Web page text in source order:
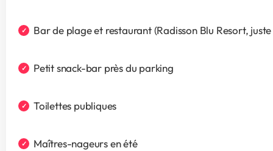
Bar de plage et restaurant (Radisson Blu Resort,
Petit snack-bar près du parking
Toilettes publiques
Maîtres-nageurs en été